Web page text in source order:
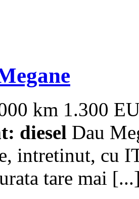
km 1.300
diesel Dau
intretinut, cu
tare mai